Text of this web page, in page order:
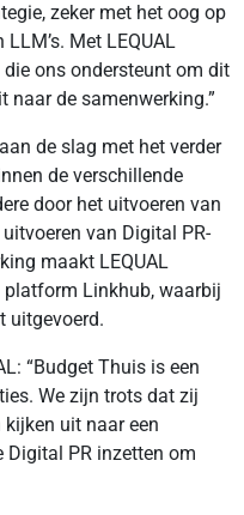
zeker met het oog op
Met LEQUAL
die ons ondersteunt om dit
naar de samenwerking.”
de slag met het verder
de verschillende
door het uitvoeren van
van Digital PR-
maakt LEQUAL
platform Linkhub, waarbij
uitgevoerd.
“Budget Thuis is een
We zijn trots dat zij
kijken uit naar een
PR inzetten om